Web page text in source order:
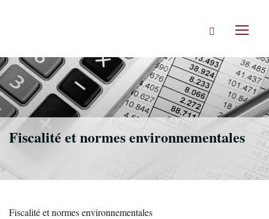
Rechercher
Fiscalité et normes environnementales
Fiscalité et normes environnementales